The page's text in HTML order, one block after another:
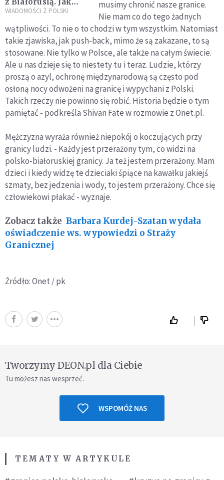
wyglądała ostatnia
WIADOMOŚCI Z POLSKI
musimy chronić nasze granice.
Nie mam co do tego żadnych
wątpliwości. To nie o to chodzi w tym wszystkim. Natomiast
takie zjawiska, jak push-back, mimo że są zakazane, to są
stosowane. Nie tylko w Polsce, ale także na całym świecie.
Ale u nas dzieje się to niestety tu i teraz. Ludzie, którzy
proszą o azyl, ochronę międzynarodową są często pod
osłoną nocy odwożeni na granicę i wypychani z Polski.
Takich rzeczy nie powinno się robić. Historia będzie o tym
pamiętać - podkreśla Shivan Fate w rozmowie z Onet.pl.
Mężczyzna wyraża również niepokój o koczujących przy
granicy ludzi. - Każdy jest przerażony tym, co widzi na
polsko-białoruskiej granicy. Ja też jestem przerażony. Mam
dzieci i kiedy widzę te dzieciaki śpiące na kawałku jakiejś
szmaty, bez jedzenia i wody, to jestem przerażony. Chce się
człowiekowi płakać - wyznaje.
Zobacz także Barbara Kurdej-Szatan wydała
oświadczenie ws. wypowiedzi o Straży
Granicznej
Źródło: Onet / pk
Tworzymy DEON.pl dla Ciebie
Tu możesz nas wesprzeć.
WSPOMÓŻ NAS
TEMATY W ARTYKULE